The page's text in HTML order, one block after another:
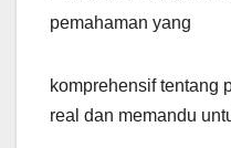
pemahaman yang
komprehensif tentang
real dan memandu